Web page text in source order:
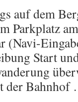
auf dem
Parkplatz
(Navi-
Start
der